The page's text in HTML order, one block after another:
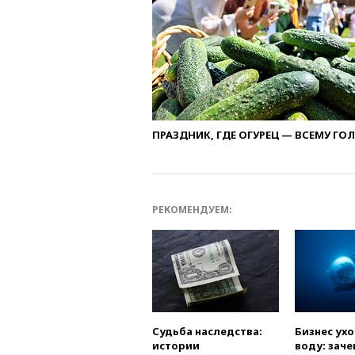
ПРАЗДНИК, ГДЕ ОГУРЕЦ — ВСЕМУ
РЕКОМЕНДУЕМ:
Судьба наследства:
истории
Бизнес
воду: